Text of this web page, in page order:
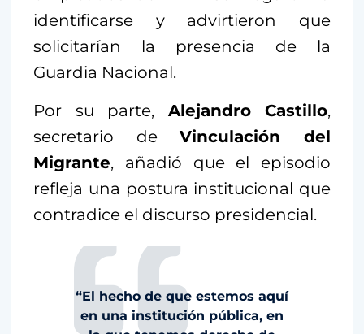
identificarse y advirtieron que
solicitarían la presencia de la
Guardia Nacional.
Por su parte, Alejandro Castillo,
secretario deVinculación del
Migrante, añadió que el episodio
refleja una postura institucional que
contradice el discurso presidencial.
“El hecho de que estemos aquí
en una institución pública, en